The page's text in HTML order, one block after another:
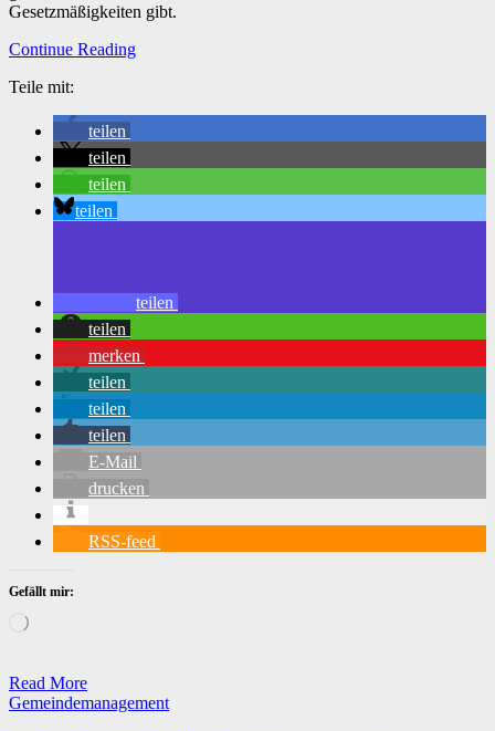
Gesetzmäßigkeiten gibt.
Continue Reading
Teile mit:
teilen
teilen
teilen
teilen
teilen
teilen
merken
teilen
teilen
teilen
E-Mail
drucken
RSS-feed
Gefällt mir:
Wird
Read More
Posted
Gemeindemanagement